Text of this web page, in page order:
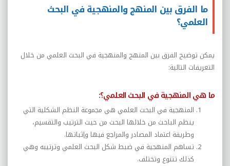
ما الفرق بين المنهج والمنهجية في البحث
العلمي؟
يمكن توضيح الفرق بين المنهج والمنهجية في البحث العلمي من خلال
التعريفات التالية:
ما هي المنهجية في البحث العلمي؟:
المنهجية في البحث العلمي هي مجموعة النظم الشكلية التي
ينظم الباحث من خلالها البحث من حيث الترتيب والتقسيم،
وطريقة اعتماد المصادر والمراجع فيها وإثباتها.
تساهم المنهجية في ضبط شكل البحث العلمي وترتيبه وهي
كذلك تتنوع وتختلف.